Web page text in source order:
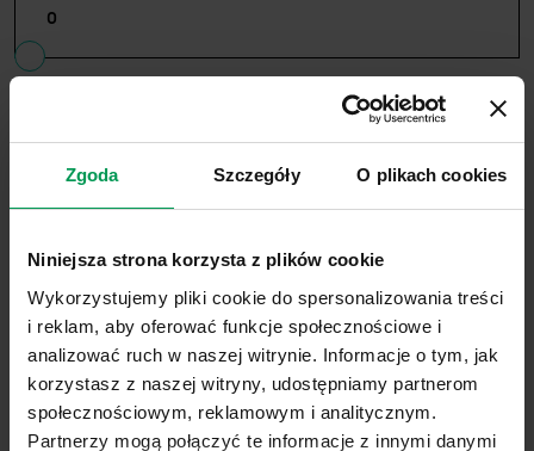
Zgoda Szczegóły O plikach cookies
Niniejsza strona korzysta z plików cookie
Wykorzystujemy pliki cookie do spersonalizowania treści
i reklam, aby oferować funkcje społecznościowe i
analizować ruch w naszej witrynie. Informacje o tym, jak
korzystasz z naszej witryny, udostępniamy partnerom
społecznościowym, reklamowym i analitycznym.
Partnerzy mogą połączyć te informacje z innymi danymi
0.00
Ilość wody [ l ]
0.00
Ilość opryskiwaczy [ szt ]